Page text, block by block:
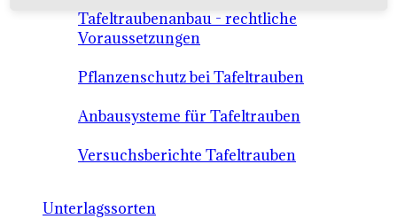
Tafeltraubenanbau - rechtliche
Voraussetzungen
Pflanzenschutz bei Tafeltrauben
Anbausysteme für Tafeltrauben
Versuchsberichte Tafeltrauben
Unterlagssorten